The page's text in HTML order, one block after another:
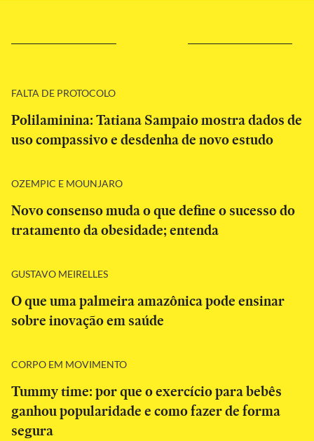
FALTA DE PROTOCOLO
Polilaminina: Tatiana Sampaio mostra dados de
uso compassivo e desdenha de novo estudo
OZEMPIC E MOUNJARO
Novo consenso muda o que define o sucesso do
tratamento da obesidade; entenda
GUSTAVO MEIRELLES
O que uma palmeira amazônica pode ensinar
sobre inovação em saúde
CORPO EM MOVIMENTO
Tummy time: por que o exercício para bebês
ganhou popularidade e como fazer de forma
segura